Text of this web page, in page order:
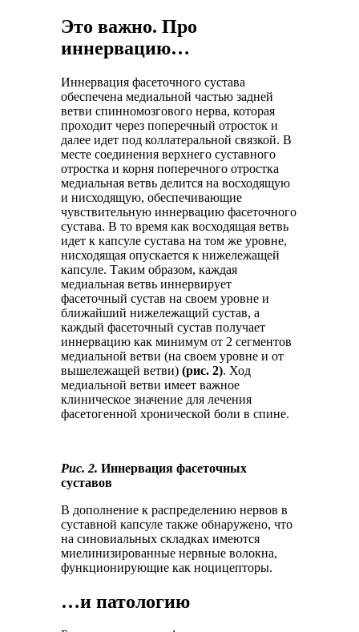
Это важно. Про
иннервацию…
Иннервация фасеточного сустава
обеспечена медиальной частью задней
ветви спинномозгового нерва, которая
проходит через поперечный отросток и
далее идет под коллатеральной связкой. В
месте соединения верхнего суставного
отростка и корня поперечного отростка
медиальная ветвь делится на восходящую
и нисходящую, обеспечивающие
чувствительную иннервацию фасеточного
сустава. В то время как восходящая ветвь
идет к капсуле сустава на том же уровне,
нисходящая опускается к нижележащей
капсуле. Таким образом, каждая
медиальная ветвь иннервирует
фасеточный сустав на своем уровне и
ближайший нижележащий сустав, а
каждый фасеточный сустав получает
иннервацию как минимум от 2 сегментов
медиальной ветви (на своем уровне и от
вышележащей ветви)(рис. 2). Ход
медиальной ветви имеет важное
клиническое значение для лечения
фасетогенной хронической боли в спине.
Рис. 2. Иннервация фасеточных
суставов
В дополнение к распределению нервов в
суставной капсуле также обнаружено, что
на синовиальных складках имеются
миелинизированные нервные волокна,
функционирующие как ноцицепторы.
…и патологию